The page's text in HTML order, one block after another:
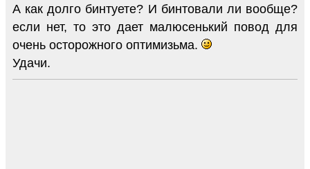
А как долго бинтуете? И бинтовали ли вообще?
если нет, то это дает малюсенький повод для
очень осторожного оптимизьма.
Удачи.